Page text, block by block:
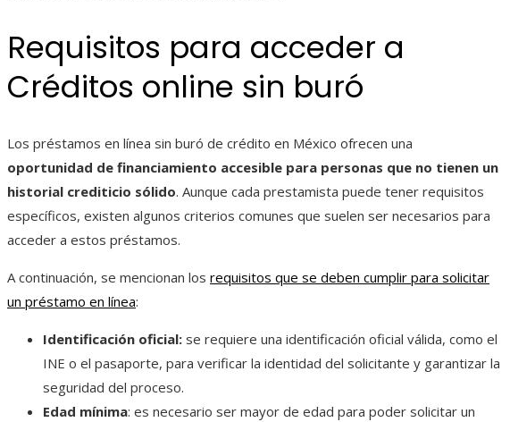
Requisitos para acceder a
Créditos online sin buró
Los préstamos en línea sin buró de crédito en México ofrecen una
oportunidad de financiamiento accesible para personas que no tienen un
historial crediticio sólido. Aunque cada prestamista puede tener requisitos
específicos, existen algunos criterios comunes que suelen ser necesarios para
acceder a estos préstamos.
A continuación, se mencionan los requisitos que se deben cumplir para solicitar
un préstamo en línea:
Identificación oficial: se requiere una identificación oficial válida, como el
INE o el pasaporte, para verificar la identidad del solicitante y garantizar la
seguridad del proceso.
Edad mínima: es necesario ser mayor de edad para poder solicitar un